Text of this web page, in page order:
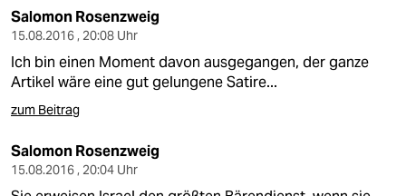
veranstaltungen
shop
fragen & hilfe
unterstützen
abo
genossenschaft
Salomon Rosenzweig
15.08.2016 , 20:08 Uhr
Ich bin einen Moment davon ausgegangen, der ganze
Artikel wäre eine gut gelungene Satire...
zum Beitrag
Salomon Rosenzweig
15.08.2016 , 20:04 Uhr